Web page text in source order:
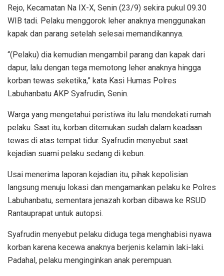
Rejo, Kecamatan Na IX-X, Senin (23/9) sekira pukul 09.30
WIB tadi. Pelaku menggorok leher anaknya menggunakan
kapak dan parang setelah selesai memandikannya.
“(Pelaku) dia kemudian mengambil parang dan kapak dari
dapur, lalu dengan tega memotong leher anaknya hingga
korban tewas seketika,” kata Kasi Humas Polres
Labuhanbatu AKP Syafrudin, Senin.
Warga yang mengetahui peristiwa itu lalu mendekati rumah
pelaku. Saat itu, korban ditemukan sudah dalam keadaan
tewas di atas tempat tidur. Syafrudin menyebut saat
kejadian suami pelaku sedang di kebun.
Usai menerima laporan kejadian itu, pihak kepolisian
langsung menuju lokasi dan mengamankan pelaku ke Polres
Labuhanbatu, sementara jenazah korban dibawa ke RSUD
Rantauprapat untuk autopsi.
Syafrudin menyebut pelaku diduga tega menghabisi nyawa
korban karena kecewa anaknya berjenis kelamin laki-laki.
Padahal, pelaku menginginkan anak perempuan.